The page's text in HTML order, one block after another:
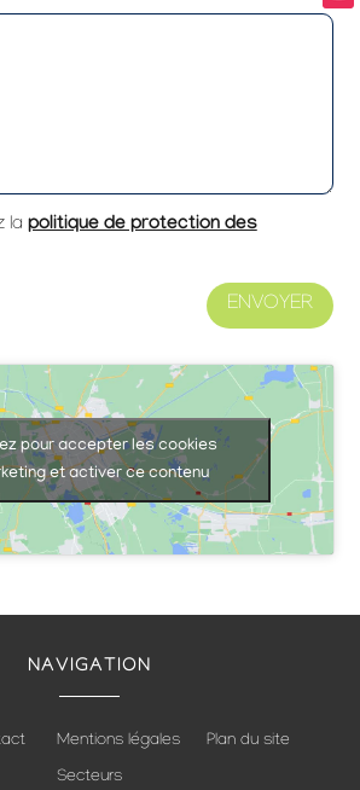
la politique de protection des
ENVOYER
pour accepter les cookies
et activer ce contenu
NAVIGATION
Mentions légales
Plan du site
Secteurs